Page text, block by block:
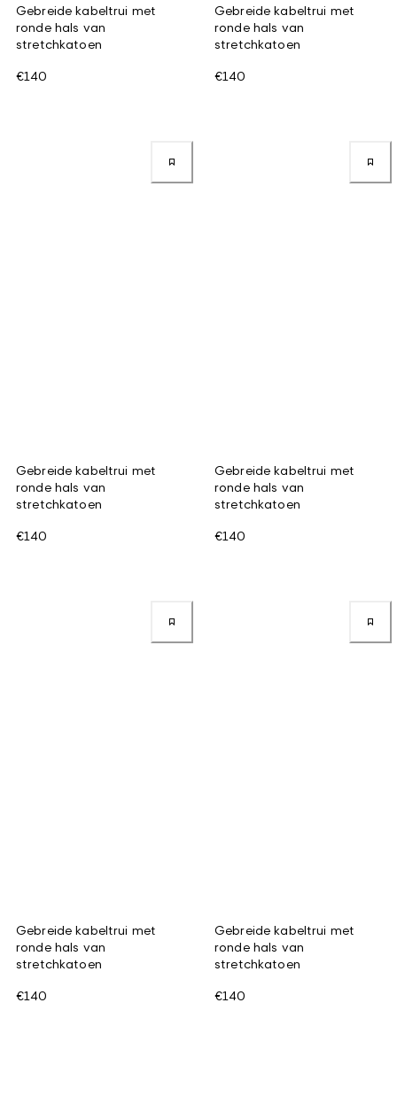
Gebreide kabeltrui met
ronde hals van
stretchkatoen
€140
Gebreide kabeltrui met
ronde hals van
stretchkatoen
€140
Gebreide kabeltrui met
ronde hals van
stretchkatoen
€140
Gebreide kabeltrui met
ronde hals van
stretchkatoen
€140
Gebreide kabeltrui met
ronde hals van
stretchkatoen
€140
Gebreide kabeltrui met
ronde hals van
stretchkatoen
€140